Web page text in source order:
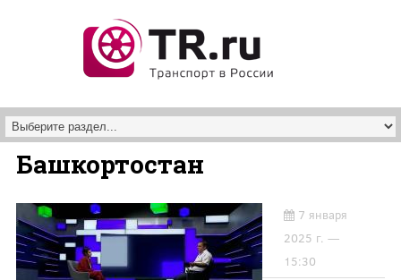
Башкортостан
7 января
2025 г. —
15:30